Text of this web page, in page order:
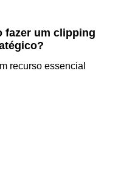
fazer um clipping
recurso essencial